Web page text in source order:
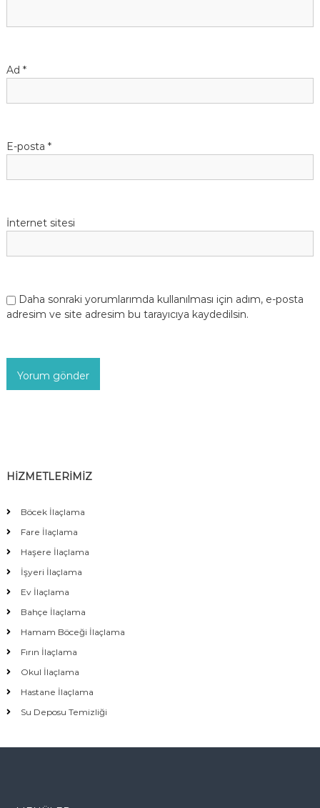
Ad *
E-posta *
İnternet sitesi
Daha sonraki yorumlarımda kullanılması için adım, e-posta
adresim ve site adresim bu tarayıcıya kaydedilsin.
HİZMETLERİMİZ
Böcek İlaçlama
Fare İlaçlama
Haşere İlaçlama
İşyeri İlaçlama
Ev İlaçlama
Bahçe İlaçlama
Hamam Böceği İlaçlama
Fırın İlaçlama
Okul İlaçlama
Hastane İlaçlama
Su Deposu Temizliği